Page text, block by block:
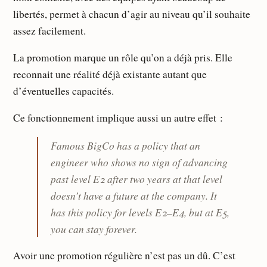
libertés, permet à chacun d’agir au niveau qu’il souhaite
assez facilement.
La promotion marque un rôle qu’on a déjà pris. Elle
reconnait une réalité déjà existante autant que
d’éventuelles capacités.
Ce fonctionnement implique aussi un autre effet :
Famous BigCo has a policy that an
engineer who shows no sign of advancing
past level E2 after two years at that level
doesn’t have a future at the company. It
has this policy for levels E2–E4, but at E5,
you can stay forever.
Avoir une promotion régulière n’est pas un dû. C’est